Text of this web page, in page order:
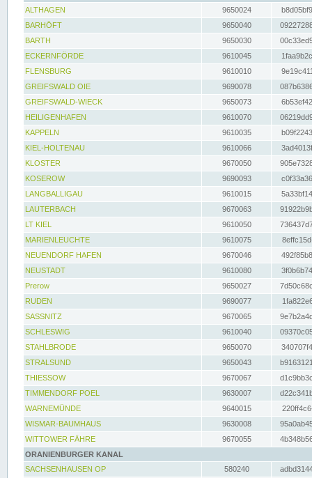
ALTHAGEN
9650024
BARHÖFT
9650040
BARTH
9650030
ECKERNFÖRDE
9610045
FLENSBURG
9610010
GREIFSWALD OIE
9690078
GREIFSWALD-WIECK
9650073
HEILIGENHAFEN
9610070
KAPPELN
9610035
KIEL-HOLTENAU
9610066
KLOSTER
9670050
KOSEROW
9690093
LANGBALLIGAU
9610015
LAUTERBACH
9670063
LT KIEL
9610050
MARIENLEUCHTE
9610075
NEUENDORF HAFEN
9670046
NEUSTADT
9610080
Prerow
9650027
RUDEN
9690077
SASSNITZ
9670065
SCHLESWIG
9610040
STAHLBRODE
9650070
STRALSUND
9650043
THIESSOW
9670067
TIMMENDORF POEL
9630007
WARNEMÜNDE
9640015
WISMAR-BAUMHAUS
9630008
WITTOWER FÄHRE
9670055
ORANIENBURGER KANAL
SACHSENHAUSEN OP
580240